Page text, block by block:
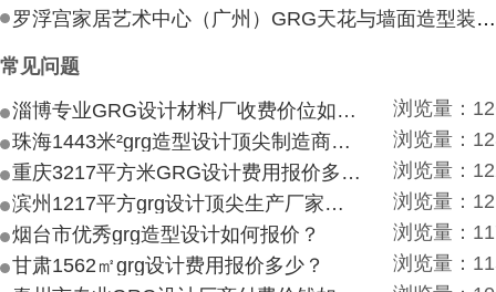
罗浮宫家居艺术中心（广州）GRG天花与墙面造型装饰工程
常见问题
淄博专业GRG设计材料厂收费价位如何？
浏览量：
珠海1443米²grg造型设计顶尖制造商付费付费多少？
浏览量：
重庆3217平方米GRG设计费用报价多少？
浏览量：
滨州1217平方grg设计顶尖生产厂家价目如何？
浏览量：
烟台市优秀grg造型设计如何报价？
浏览量：
甘肃1562㎡grg设计费用报价多少？
浏览量：